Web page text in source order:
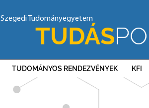
Szegedi Tudományegyetem
TUDÁS
TUDOMÁNYOS RENDEZVÉNYEK KFI